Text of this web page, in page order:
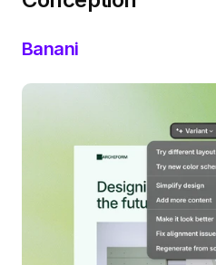
Banani